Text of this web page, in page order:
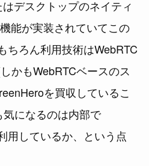
デスクトップのネイティ
能が実装されていてこの
ちろん利用技術はWebRTC
かもWebRTCベースのス
を買収しているこ
になるのは内部で
用しているか、という点